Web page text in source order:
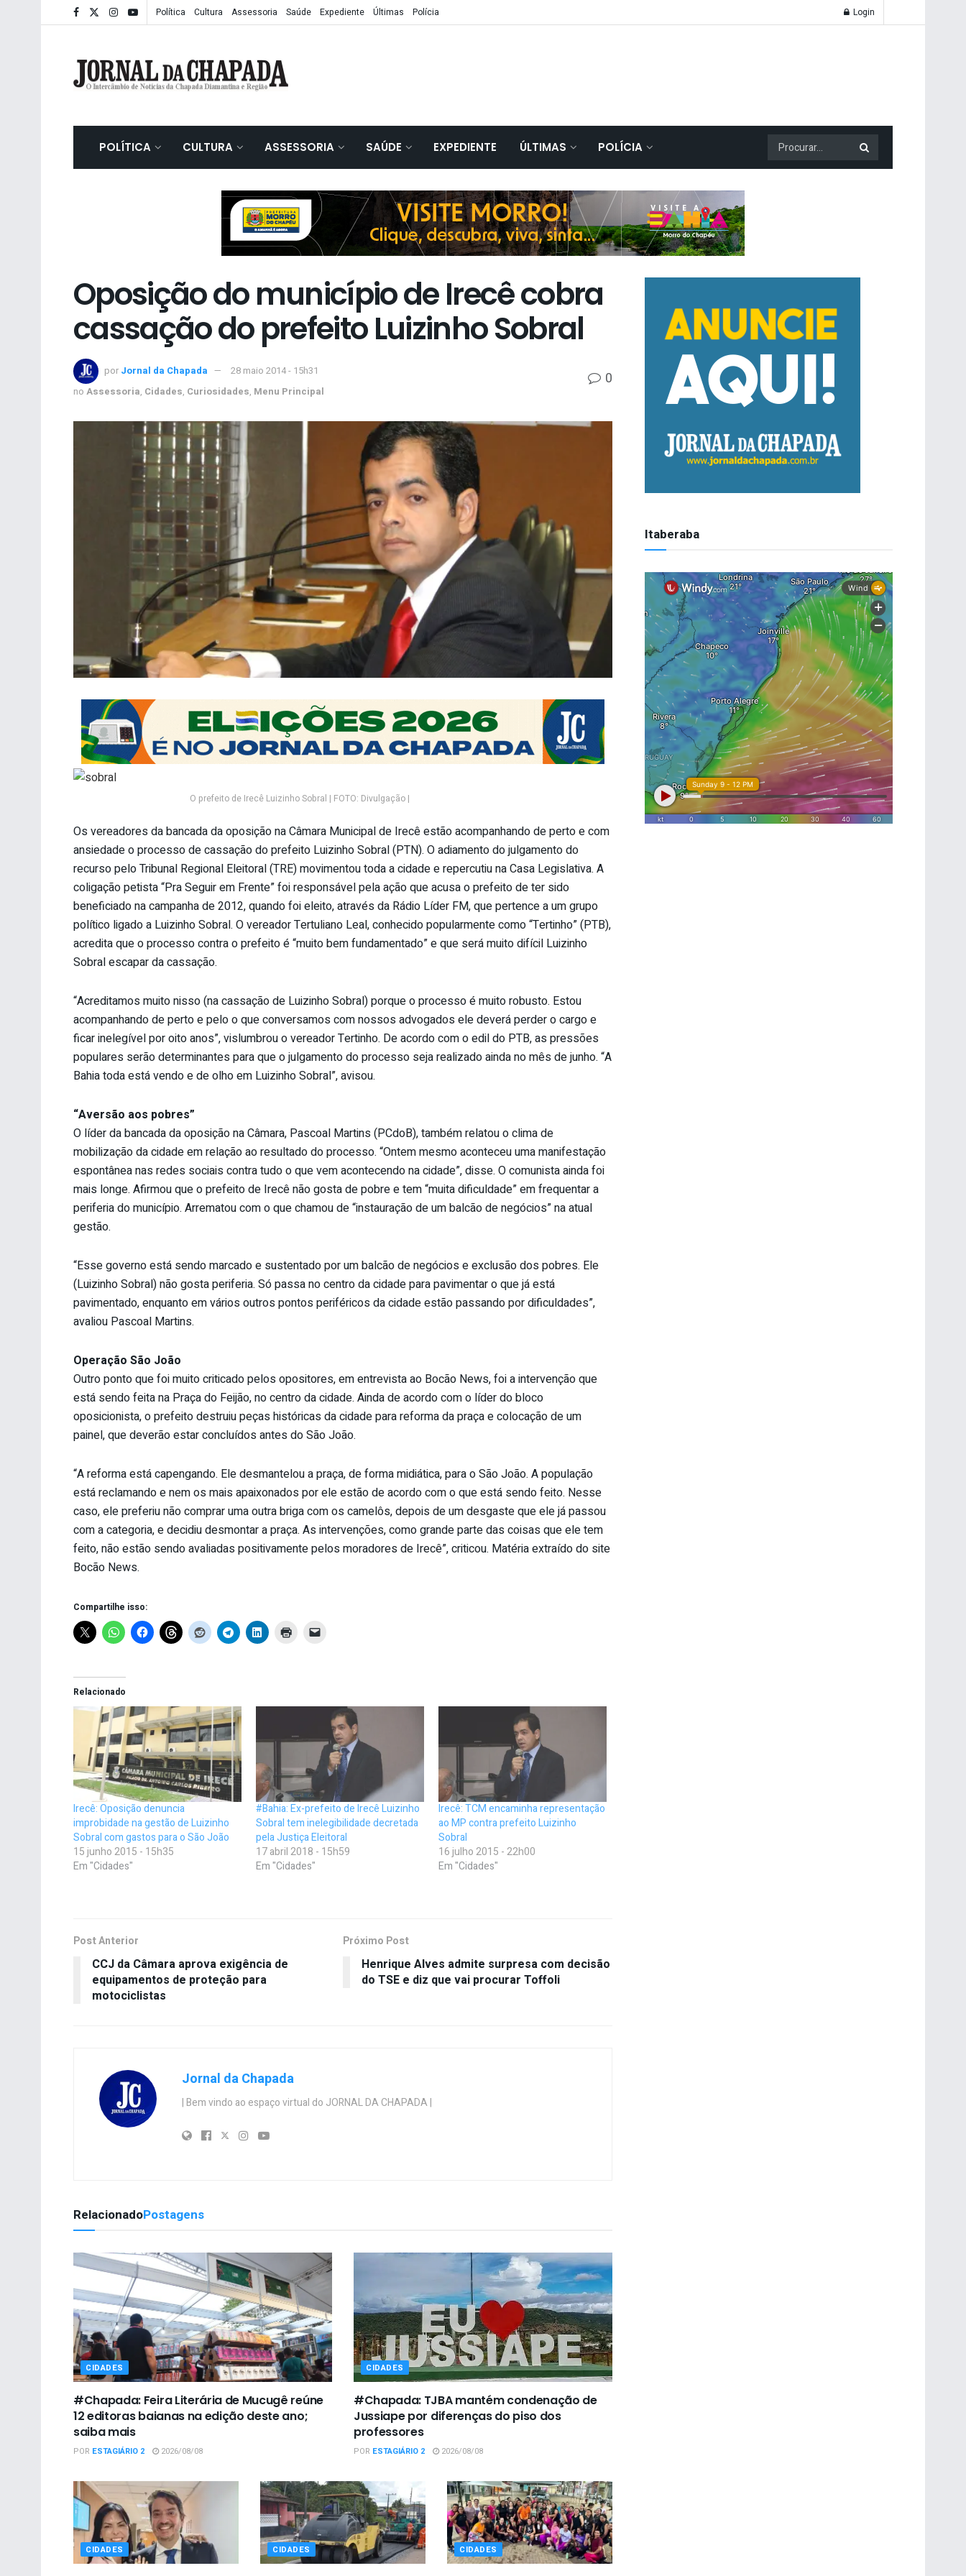
Política Cultura Assessoria Saúde Expediente Últimas Polícia Login
POLÍTICA CULTURA ASSESSORIA SAÚDE EXPEDIENTE ÚLTIMAS POLÍCIA
Oposição do município de Irecê cobra
cassação do prefeito Luizinho Sobral
por Jornal da Chapada
28 maio 2014 - 15h31
no Assessoria, Cidades, Curiosidades, Menu Principal
0
O prefeito de Irecê Luizinho Sobral | FOTO: Divulgação |
Os vereadores da bancada da oposição na Câmara Municipal de Irecê estão acompanhando de perto e com
ansiedade o processo de cassação do prefeito Luizinho Sobral (PTN). O adiamento do julgamento do
recurso pelo Tribunal Regional Eleitoral (TRE) movimentou toda a cidade e repercutiu na Casa Legislativa. A
coligação petista “Pra Seguir em Frente” foi responsável pela ação que acusa o prefeito de ter sido
beneficiado na campanha de 2012, quando foi eleito, através da Rádio Líder FM, que pertence a um grupo
político ligado a Luizinho Sobral. O vereador Tertuliano Leal, conhecido popularmente como “Tertinho” (PTB),
acredita que o processo contra o prefeito é “muito bem fundamentado” e que será muito difícil Luizinho
Sobral escapar da cassação.
“Acreditamos muito nisso (na cassação de Luizinho Sobral) porque o processo é muito robusto. Estou
acompanhando de perto e pelo o que conversamos com nossos advogados ele deverá perder o cargo e
ficar inelegível por oito anos”, vislumbrou o vereador Tertinho. De acordo com o edil do PTB, as pressões
populares serão determinantes para que o julgamento do processo seja realizado ainda no mês de junho. “A
Bahia toda está vendo e de olho em Luizinho Sobral”, avisou.
“Aversão aos pobres”
O líder da bancada da oposição na Câmara, Pascoal Martins (PCdoB), também relatou o clima de
mobilização da cidade em relação ao resultado do processo. “Ontem mesmo aconteceu uma manifestação
espontânea nas redes sociais contra tudo o que vem acontecendo na cidade”, disse. O comunista ainda foi
mais longe. Afirmou que o prefeito de Irecê não gosta de pobre e tem “muita dificuldade” em frequentar a
periferia do município. Arrematou com o que chamou de “instauração de um balcão de negócios” na atual
gestão.
“Esse governo está sendo marcado e sustentado por um balcão de negócios e exclusão dos pobres. Ele
(Luizinho Sobral) não gosta periferia. Só passa no centro da cidade para pavimentar o que já está
pavimentado, enquanto em vários outros pontos periféricos da cidade estão passando por dificuldades”,
avaliou Pascoal Martins.
Operação São João
Outro ponto que foi muito criticado pelos opositores, em entrevista ao Bocão News, foi a intervenção que
está sendo feita na Praça do Feijão, no centro da cidade. Ainda de acordo com o líder do bloco
oposicionista, o prefeito destruiu peças históricas da cidade para reforma da praça e colocação de um
painel, que deverão estar concluídos antes do São João.
“A reforma está capengando. Ele desmantelou a praça, de forma midiática, para o São João. A população
está reclamando e nem os mais apaixonados por ele estão de acordo com o que está sendo feito. Nesse
caso, ele preferiu não comprar uma outra briga com os camelôs, depois de um desgaste que ele já passou
com a categoria, e decidiu desmontar a praça. As intervenções, como grande parte das coisas que ele tem
feito, não estão sendo avaliadas positivamente pelos moradores de Irecê”, criticou. Matéria extraído do site
Bocão News.
Compartilhe isso:
Relacionado
Irecê: Oposição denuncia
improbidade na gestão de Luizinho
Sobral com gastos para o São João
15 junho 2015 - 15h35
Em "Cidades"
#Bahia: Ex-prefeito de Irecê Luizinho
Sobral tem inelegibilidade decretada
pela Justiça Eleitoral
17 abril 2018 - 15h59
Em "Cidades"
Irecê: TCM encaminha representação
ao MP contra prefeito Luizinho
Sobral
16 julho 2015 - 22h00
Em "Cidades"
Post Anterior
CCJ da Câmara aprova exigência de
equipamentos de proteção para
motociclistas
Próximo Post
Henrique Alves admite surpresa com decisão
do TSE e diz que vai procurar Toffoli
Jornal da Chapada
| Bem vindo ao espaço virtual do JORNAL DA CHAPADA |
RelacionadoPostagens
CIDADES
#Chapada: Feira Literária de Mucugê reúne
12 editoras baianas na edição deste ano;
saiba mais
POR ESTAGIÁRIO 2 2026/08/08
CIDADES
#Chapada: TJBA mantém condenação de
Jussiape por diferenças do piso dos
professores
POR ESTAGIÁRIO 2 2026/08/08
CIDADES CIDADES CIDADES
Itaberaba